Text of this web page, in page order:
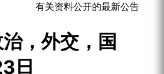
有关资料公开的最新公告
，外交，国
日